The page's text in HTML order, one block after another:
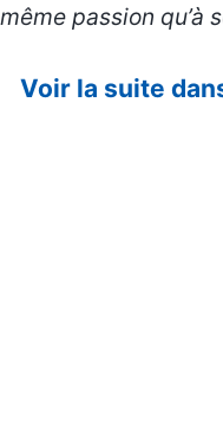
même passion qu’à
Voir la suite